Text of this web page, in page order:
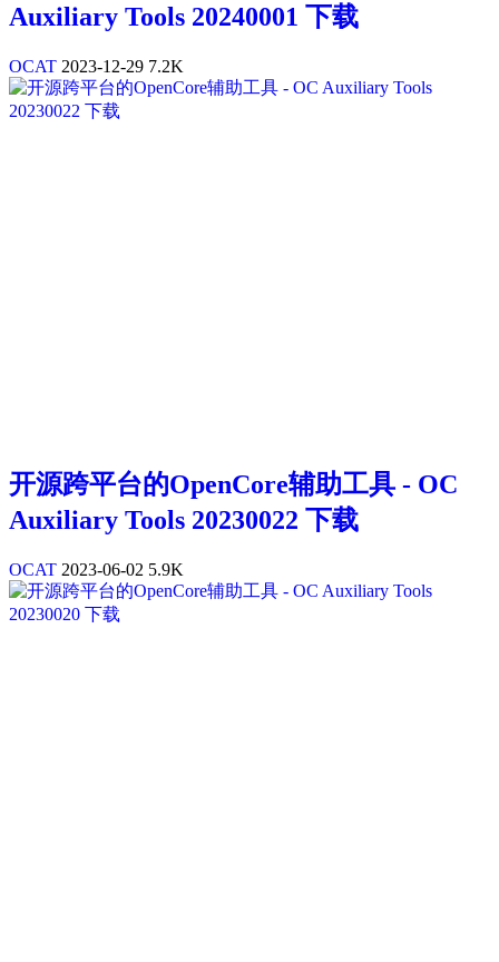
Auxiliary Tools 20240001 下载
OCAT 2023-12-29 7.2K
开源跨平台的OpenCore辅助工具 - OC
Auxiliary Tools 20230022 下载
OCAT 2023-06-02 5.9K